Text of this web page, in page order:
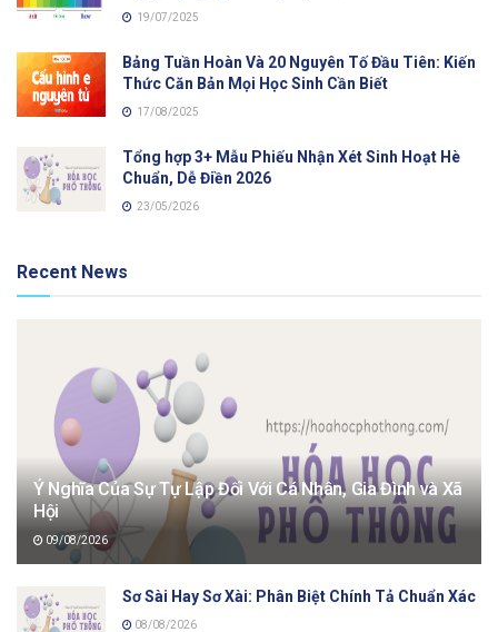
19/07/2025
Bảng Tuần Hoàn Và 20 Nguyên Tố Đầu Tiên: Kiến
Thức Căn Bản Mọi Học Sinh Cần Biết
17/08/2025
Tổng hợp 3+ Mẫu Phiếu Nhận Xét Sinh Hoạt Hè
Chuẩn, Dễ Điền 2026
23/05/2026
Recent News
Ý Nghĩa Của Sự Tự Lập Đối Với Cá Nhân, Gia Đình và Xã
Hội
09/08/2026
Sơ Sài Hay Sơ Xài: Phân Biệt Chính Tả Chuẩn Xác
08/08/2026